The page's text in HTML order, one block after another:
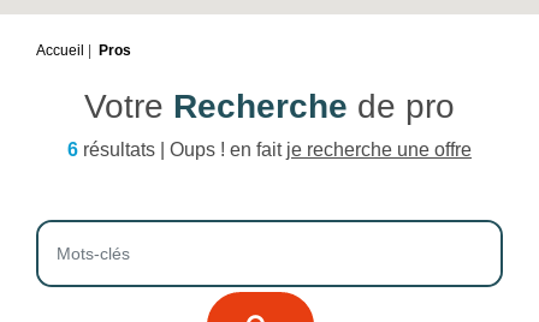
Accueil Pros
Votre Recherche de pro
6 résultats | Oups ! en fait je recherche une offre